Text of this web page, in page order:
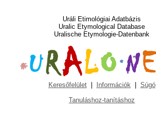
Uráli Etimológiai Adatbázis
Uralic Etymological Database
Uralische Etymologie-Datenbank
Keresőfelület| Információk| Súgó
Tanuláshoz-tanításhoz